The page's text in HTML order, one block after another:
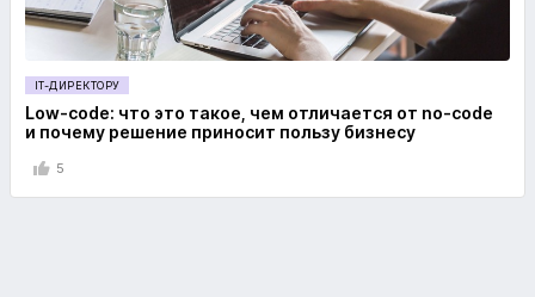
IT-ДИРЕКТОРУ
Low-code: что это такое, чем отличается от no-code
и почему решение приносит пользу бизнесу
5